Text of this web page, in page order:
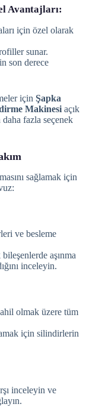
Avantajları:
için özel olarak
sunar.
son derece
için Şapka
Makinesiaçık
fazla seçenek
sağlamak için
ve besleme
aşınma
inceleyin.
olmak üzere tüm
için silindirlerin
inceleyin ve